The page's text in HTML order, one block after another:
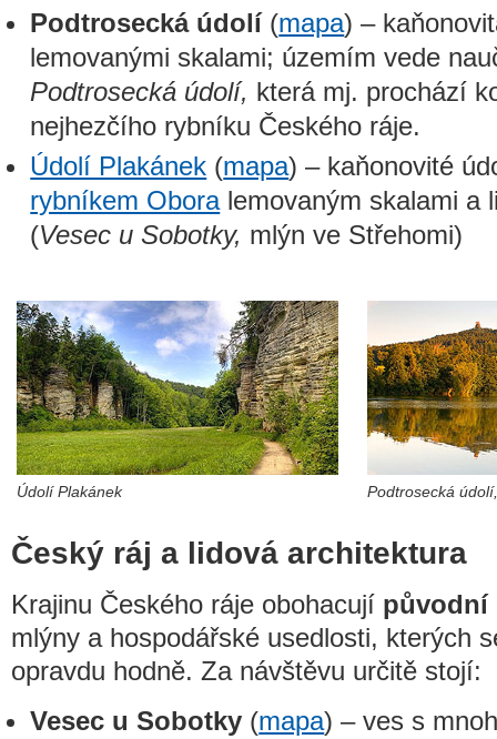
Podtrosecká údolí(mapa) –
lemovanými skalami; územím vede
Podtrosecká údolí, která mj. prochází
nejhezčího rybníku Českého ráje.
Údolí Plakánek (mapa) – kaňonovité
rybníkem Oboralemovaným skalami a
(Vesec u Sobotky, mlýn ve Střehomi)
Údolí Plakánek Podtrosecká
Český ráj a lidová architektura
Krajinu Českého ráje obohacují původní
mlýny a hospodářské usedlosti, kterých
opravdu hodně. Za návštěvu určitě stojí:
Vesec u Sobotky (mapa) – ves s